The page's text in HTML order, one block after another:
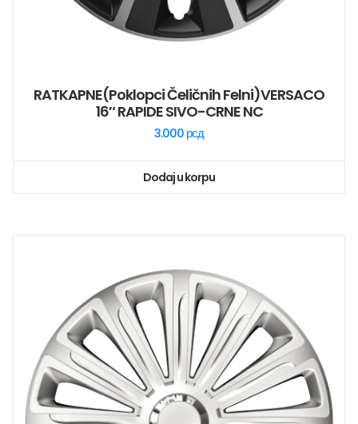
RATKAPNE(poklopci Čeličnih Felni)VERSACO
16″ RAPIDE SIVO-CRNE NC
3.000 рсд
Dodaj u korpu